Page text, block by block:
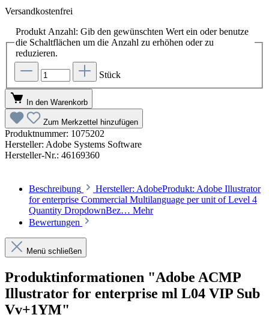
Versandkostenfrei
Produkt Anzahl: Gib den gewünschten Wert ein oder benutze
die Schaltflächen um die Anzahl zu erhöhen oder zu
reduzieren.
Stück
In den Warenkorb
Zum Merkzettel hinzufügen
Produktnummer: 1075202
Hersteller: Adobe Systems Software
Hersteller-Nr.: 46169360
Beschreibung
Hersteller: AdobeProdukt: Adobe Illustrator
for enterprise Commercial Multilanguage per unit of Level 4
Quantity DropdownBez… Mehr
Bewertungen
Menü schließen
Produktinformationen "Adobe ACMP
Illustrator for enterprise ml L04 VIP Sub
Vv+1YM"